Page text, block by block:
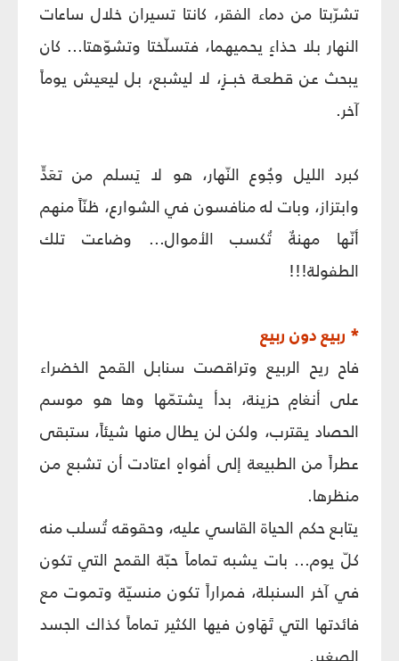
تشرّبتا من دماء الفقر، كانتا تسيران خلال ساعات
النهار بلا حذاءٍ يحميهما، فتسلّختا وتشوّهتا... كان
يبحث عن قطعـة خبــزٍ، لا ليشبع، بل ليعيش يوماً
آخر.
كبرد الليل وجُوع النّهار، هو لا يَسلم من تعَدٍّ
وابتزاز، وبات له منافسون في الشوارع، ظنّاً منهم
أنّها مهنةٌ تُكسب الأموال... وضاعت تلك
الطفولة!!!
* ربيع دون ربيع
فاح ريح الربيع وتراقصت سنابل القمح الخضراء
على أنغامٍ حزينة، بدأ يشتمّها وها هو موسم
الحصاد يقترب، ولكن لن يطال منها شيئاً، ستبقى
عطراً من الطبيعة إلى أفواهٍ اعتادت أن تشبع من
منظرها.
يتابع حكم الحياة القاسي عليه، وحقوقه تُسلب منه
كلّ يوم... بات يشبه تماماً حبّة القمح التي تكون
في آخر السنبلة، فمراراً تكون منسيّة وتموت مع
فائدتها التي تَهَاون فيها الكثير تماماً كذاك الجسد